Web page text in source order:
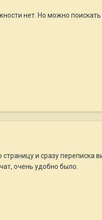
нет. Но можно
и сразу переписка
очень удобно было.